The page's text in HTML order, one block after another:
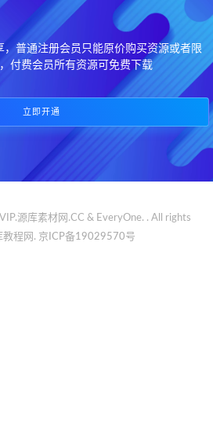
普通注册会员只能原价购买资源或者限
付费会员所有资源可免费下载
立即开通
源库素材网.CC & EveryOne. . All rights
教程网. 京ICP备19029570号